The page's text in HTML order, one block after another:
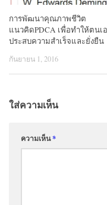
การพัฒนาคุณภาพชีวิต
แนวคิดPDCA เพื่อทำให้ตนเ
ประสบความสำเร็จและยั่งยืน
กันยายน 1, 2016
ใส่ความเห็น
ความเห็น*